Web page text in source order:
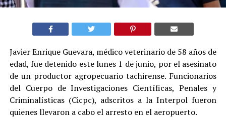
Javier Enrique Guevara, médico veterinario de 58 años de
edad, fue detenido este lunes 1 de junio, por el asesinato
de un productor agropecuario tachirense. Funcionarios
del Cuerpo de Investigaciones Científicas, Penales y
Criminalísticas (Cicpc), adscritos a la Interpol fueron
quienes llevaron a cabo el arresto en el aeropuerto.